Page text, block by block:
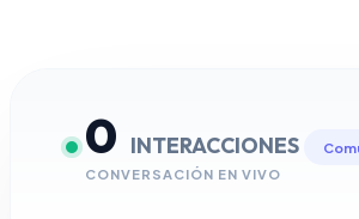
0 INTERACCIONES
CONVERSACIÓN EN VIVO